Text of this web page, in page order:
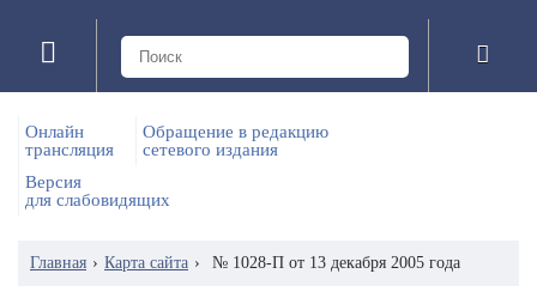
Онлайн
трансляция
Обращение в редакцию
сетевого издания
Версия
для слабовидящих
Главная › Карта сайта › № 1028-П от 13 декабря 2005 года